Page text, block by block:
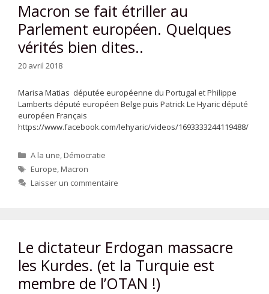
Macron se fait étriller au
Parlement européen. Quelques
vérités bien dites..
20 avril 2018
Marisa Matias députée européenne du Portugal et Philippe
Lamberts député européen Belge puis Patrick Le Hyaric député
européen Français
https://www.facebook.com/lehyaric/videos/1693333244119488/
Catégories
A la une,Démocratie
Étiquettes
Europe,Macron
Laisser un commentaire
Le dictateur Erdogan massacre
les Kurdes. (et la Turquie est
membre de l’OTAN !)